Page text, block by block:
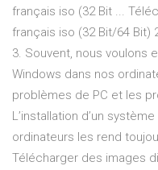
français iso (32 Bit ...
français iso (32 Bit/64 Bit)
3. Souvent, nous voulons
Windows dans nos
problèmes de PC et les
L’installation d’un
ordinateurs les rend
Télécharger des images